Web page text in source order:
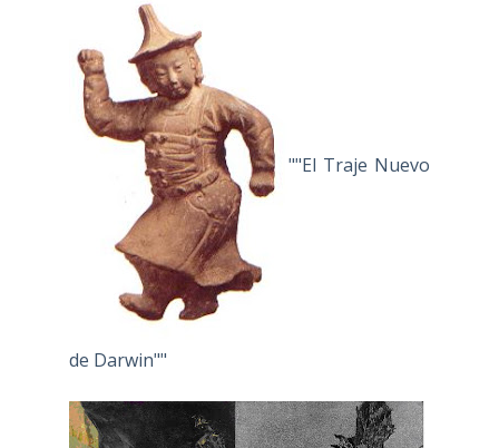
""El Traje Nuevo
de Darwin""